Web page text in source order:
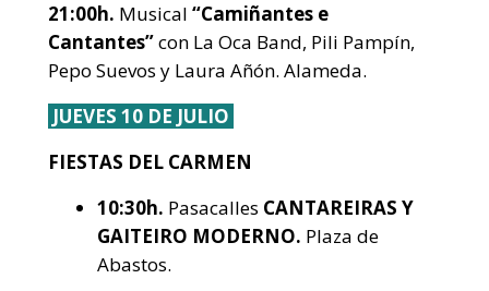
21:00h. Musical “Camiñantes e
Cantantes”con La Oca Band, Pili Pampín,
Pepo Suevos y Laura Añón. Alameda.
JUEVES 10 DE JULIO
FIESTAS DEL CARMEN
10:30h. Pasacalles CANTAREIRAS Y
GAITEIRO MODERNO. Plaza de
Abastos.